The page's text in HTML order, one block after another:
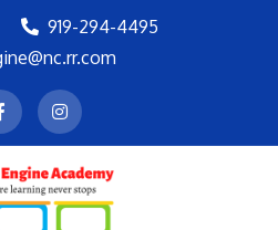
919-294-4495